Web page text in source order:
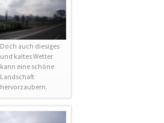
Doch auch diesiges
und kaltes Wetter
kann eine schöne
Landschaft
hervorzaubern.